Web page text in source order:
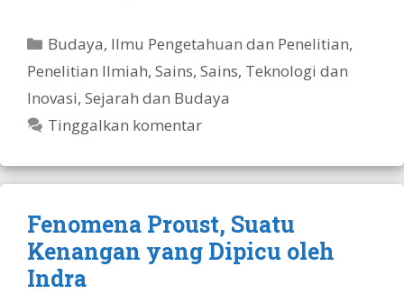
Kategori
Budaya, Ilmu Pengetahuan dan Penelitian,
Penelitian Ilmiah, Sains, Sains, Teknologi dan
Inovasi, Sejarah dan Budaya
Tinggalkan komentar
Fenomena Proust, Suatu
Kenangan yang Dipicu oleh
Indra